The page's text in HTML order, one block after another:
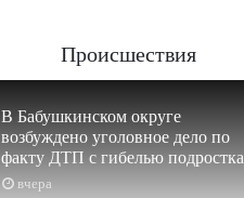
Происшествия
вчера
В Бабушкинском округе
возбуждено уголовное дело по
факту ДТП с гибелью подростка